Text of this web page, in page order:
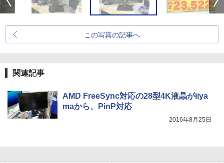
この写真の記事へ
関連記事
AMD FreeSync対応の28型4K液晶がiiya
maから、PinP対応
2016年8月25日